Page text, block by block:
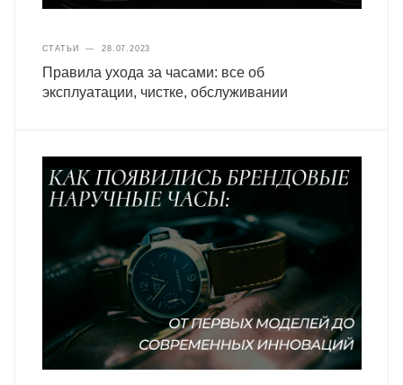
СТАТЬИ — 28.07.2023
Правила ухода за часами: все об
эксплуатации, чистке, обслуживании